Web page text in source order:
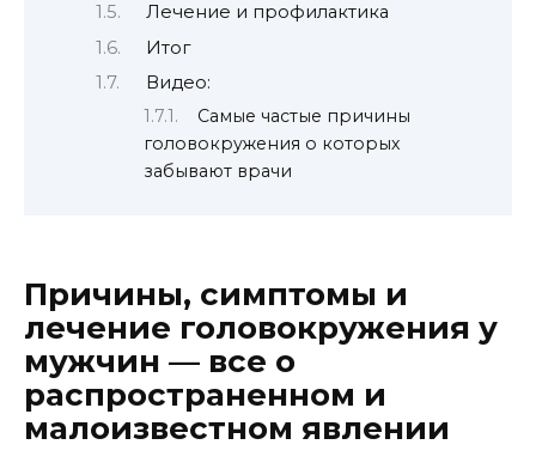
Лечение и профилактика
Итог
Видео:
Самые частые причины
головокружения о которых
забывают врачи
Причины, симптомы и
лечение головокружения у
мужчин — все о
распространенном и
малоизвестном явлении